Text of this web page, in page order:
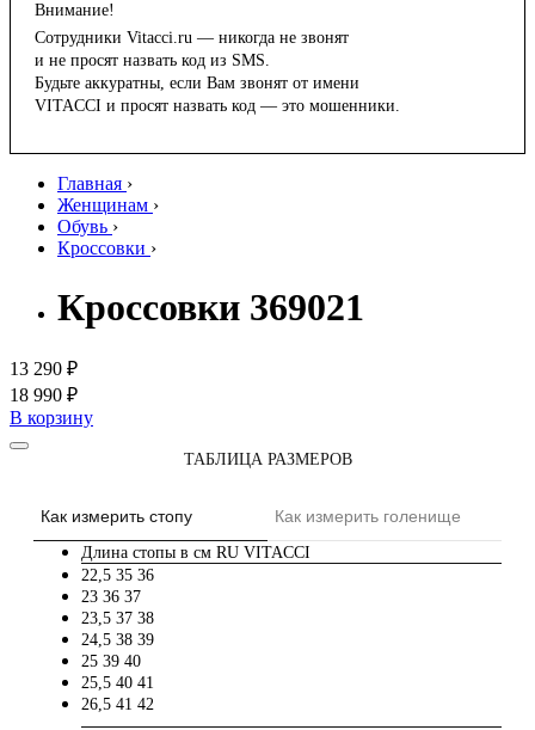
Внимание!
Сотрудники Vitacci.ru — никогда не звонят
и не просят назвать код из SMS.
Будьте аккуратны, если Вам звонят от имени
VITACCI и просят назвать код — это мошенники.
Главная ›
Женщинам ›
Обувь ›
Кроссовки ›
Кроссовки 369021
13 290 ₽
18 990 ₽
В корзину
ТАБЛИЦА РАЗМЕРОВ
Как измерить стопу Как измерить голенище
Длина стопы в см RU VITACCI
22,5 35 36
23 36 37
23,5 37 38
24,5 38 39
25 39 40
25,5 40 41
26,5 41 42